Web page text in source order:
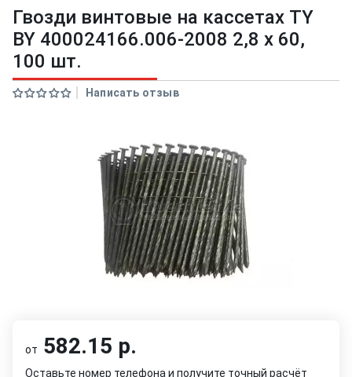
Гвозди винтовые на кассетах TY
BY 400024166.006-2008 2,8 x 60,
100 шт.
Написать отзыв
от 582.15 р.
Оставьте номер телефона и получите точный расчёт